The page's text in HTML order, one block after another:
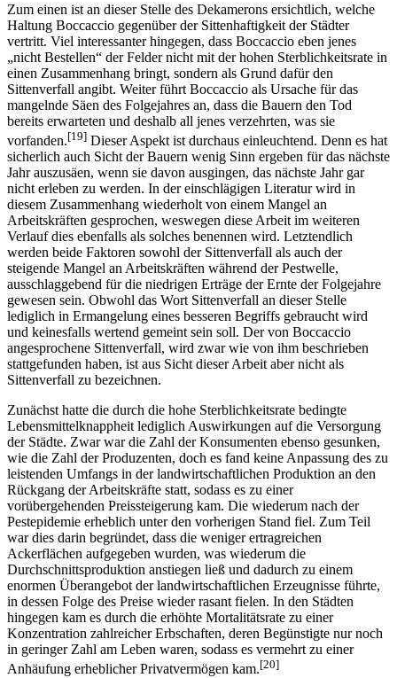
Zum einen ist an dieser Stelle des Dekamerons ersichtlich, welche
Haltung Boccaccio gegenüber der Sittenhaftigkeit der Städter
vertritt. Viel interessanter hingegen, dass Boccaccio eben jenes
„nicht Bestellen“ der Felder nicht mit der hohen Sterblichkeitsrate in
einen Zusammenhang bringt, sondern als Grund dafür den
Sittenverfall angibt. Weiter führt Boccaccio als Ursache für das
mangelnde Säen des Folgejahres an, dass die Bauern den Tod
bereits erwarteten und deshalb all jenes verzehrten, was sie
vorfanden.[19] Dieser Aspekt ist durchaus einleuchtend. Denn es hat
sicherlich auch Sicht der Bauern wenig Sinn ergeben für das nächste
Jahr auszusäen, wenn sie davon ausgingen, das nächste Jahr gar
nicht erleben zu werden. In der einschlägigen Literatur wird in
diesem Zusammenhang wiederholt von einem Mangel an
Arbeitskräften gesprochen, weswegen diese Arbeit im weiteren
Verlauf dies ebenfalls als solches benennen wird. Letztendlich
werden beide Faktoren sowohl der Sittenverfall als auch der
steigende Mangel an Arbeitskräften während der Pestwelle,
ausschlaggebend für die niedrigen Erträge der Ernte der Folgejahre
gewesen sein. Obwohl das Wort Sittenverfall an dieser Stelle
lediglich in Ermangelung eines besseren Begriffs gebraucht wird
und keinesfalls wertend gemeint sein soll. Der von Boccaccio
angesprochene Sittenverfall, wird zwar wie von ihm beschrieben
stattgefunden haben, ist aus Sicht dieser Arbeit aber nicht als
Sittenverfall zu bezeichnen.
Zunächst hatte die durch die hohe Sterblichkeitsrate bedingte
Lebensmittelknappheit lediglich Auswirkungen auf die Versorgung
der Städte. Zwar war die Zahl der Konsumenten ebenso gesunken,
wie die Zahl der Produzenten, doch es fand keine Anpassung des zu
leistenden Umfangs in der landwirtschaftlichen Produktion an den
Rückgang der Arbeitskräfte statt, sodass es zu einer
vorübergehenden Preissteigerung kam. Die wiederum nach der
Pestepidemie erheblich unter den vorherigen Stand fiel. Zum Teil
war dies darin begründet, dass die weniger ertragreichen
Ackerflächen aufgegeben wurden, was wiederum die
Durchschnittsproduktion anstiegen ließ und dadurch zu einem
enormen Überangebot der landwirtschaftlichen Erzeugnisse führte,
in dessen Folge des Preise wieder rasant fielen. In den Städten
hingegen kam es durch die erhöhte Mortalitätsrate zu einer
Konzentration zahlreicher Erbschaften, deren Begünstigte nur noch
in geringer Zahl am Leben waren, sodass es vermehrt zu einer
Anhäufung erheblicher Privatvermögen kam.[20]